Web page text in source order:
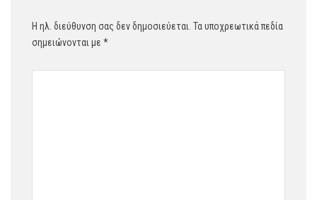
Η ηλ. διεύθυνση σας δεν δημοσιεύεται. Τα υποχρεωτικά πεδία
σημειώνονται με *